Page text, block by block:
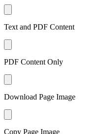
Text and PDF Content
PDF Content Only
Download Page Image
Copy Page Image